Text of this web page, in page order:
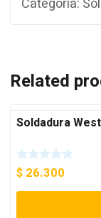
Categoría:
Related
Soldadura
$ 26.300